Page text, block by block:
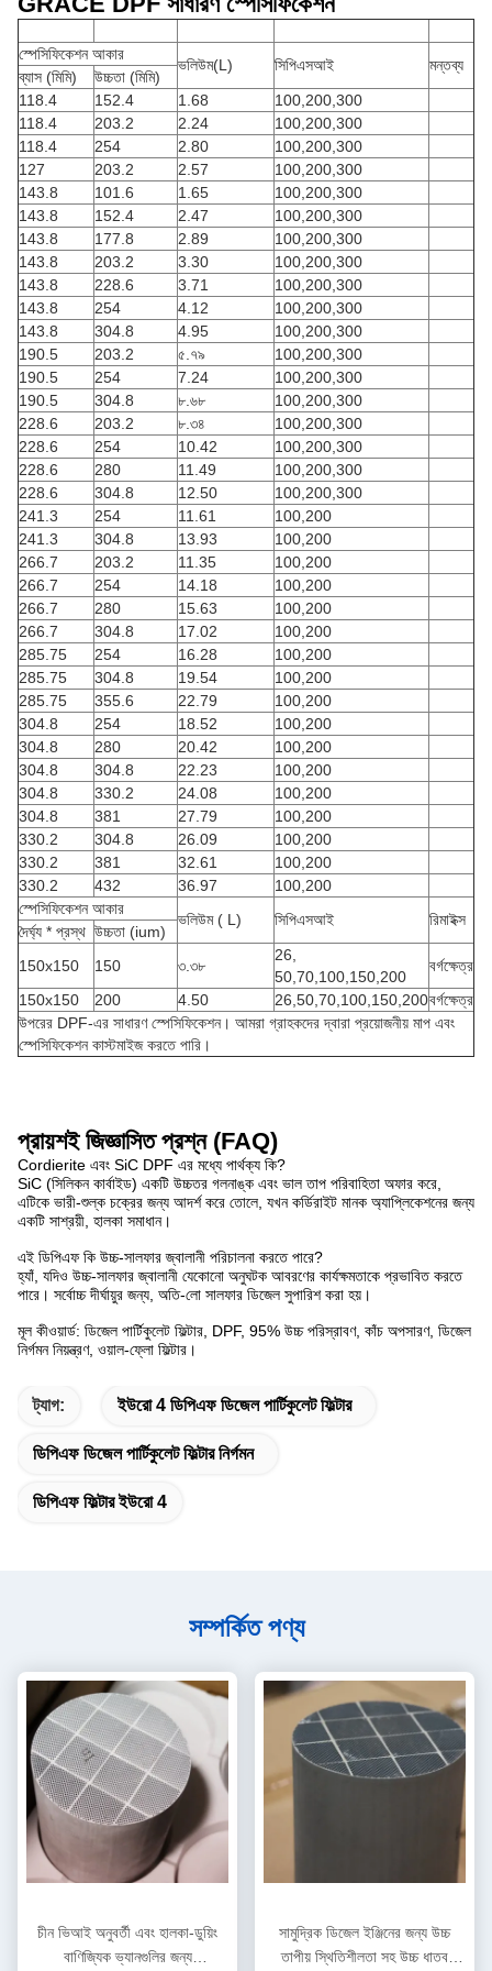
স্পেসিফিকেশন আকার
ভলিউম(L) সিপিএসআই মন্তব্য
ব্যাস (মিমি)
উচ্চতা (মিমি)
118.4
152.4 1.68
100,200,300
118.4
203.2 2.24
100,200,300
118.4
254 2.80
100,200,300
127
203.2 2.57
100,200,300
143.8
101.6 1.65
100,200,300
143.8
152.4 2.47
100,200,300
143.8
177.8 2.89
100,200,300
143.8
203.2 3.30
100,200,300
143.8
228.6 3.71
100,200,300
143.8
254 4.12
100,200,300
143.8
304.8 4.95
100,200,300
190.5
203.2 ৫.৭৯
100,200,300
190.5
254 7.24
100,200,300
190.5
304.8 ৮.৬৮
100,200,300
228.6
203.2 ৮.৩৪
100,200,300
228.6
254 10.42
100,200,300
228.6
280 11.49
100,200,300
228.6
304.8 12.50
100,200,300
241.3
254 11.61
100,200
241.3
304.8 13.93
100,200
266.7
203.2 11.35
100,200
266.7
254 14.18
100,200
266.7
280 15.63
100,200
266.7
304.8 17.02
100,200
285.75
254 16.28
100,200
285.75
304.8 19.54
100,200
285.75
355.6 22.79
100,200
304.8
254 18.52
100,200
304.8
280 20.42
100,200
304.8
304.8 22.23
100,200
304.8
330.2 24.08
100,200
304.8
381 27.79
100,200
330.2
304.8 26.09
100,200
330.2
381 32.61
100,200
330.2
432 36.97
100,200
স্পেসিফিকেশন আকার
ভলিউম ( L) সিপিএসআই রিমাইক্স
দৈর্ঘ্য * প্রস্থ উচ্চতা (ium)
150x150
150 ৩.৩৮
26,
50,70,100,150,200
বর্গক্ষেত্র
150x150
200 4.50 26,50,70,100,150,200বর্গক্ষেত্র
উপরের DPF-এর সাধারণ স্পেসিফিকেশন। আমরা গ্রাহকদের দ্বারা প্রয়োজনীয় মাপ এবং
স্পেসিফিকেশন কাস্টমাইজ করতে পারি।
প্রায়শই জিজ্ঞাসিত প্রশ্ন (FAQ)
Cordierite এবং SiC DPF এর মধ্যে পার্থক্য কি?
SiC (সিলিকন কার্বাইড) একটি উচ্চতর গলনাঙ্ক এবং ভাল তাপ পরিবাহিতা অফার করে,
এটিকে ভারী-শুল্ক চক্রের জন্য আদর্শ করে তোলে, যখন কর্ডিরাইট মানক অ্যাপ্লিকেশনের জন্য
একটি সাশ্রয়ী, হালকা সমাধান।
এই ডিপিএফ কি উচ্চ-সালফার জ্বালানী পরিচালনা করতে পারে?
হ্যাঁ, যদিও উচ্চ-সালফার জ্বালানী যেকোনো অনুঘটক আবরণের কার্যক্ষমতাকে প্রভাবিত করতে
পারে। সর্বোচ্চ দীর্ঘায়ুর জন্য, অতি-লো সালফার ডিজেল সুপারিশ করা হয়।
মূল কীওয়ার্ড: ডিজেল পার্টিকুলেট ফিল্টার, DPF, 95% উচ্চ পরিস্রাবণ, কাঁচ অপসারণ, ডিজেল
নির্গমন নিয়ন্ত্রণ, ওয়াল-ফ্লো ফিল্টার।
ট্যাগ: ইউরো 4 ডিপিএফ ডিজেল পার্টিকুলেট ফিল্টার
ডিপিএফ ডিজেল পার্টিকুলেট ফিল্টার নির্গমন
ডিপিএফ ফিল্টার ইউরো 4
সম্পর্কিত পণ্য
চীন ভিআই অনুবর্তী এবং হালকা-ডুয়িং
বাণিজ্যিক ভ্যানগুলির জন্য
সামুদ্রিক ডিজেল ইঞ্জিনের জন্য উচ্চ
তাপীয় স্থিতিশীলতা সহ উচ্চ ধাতব